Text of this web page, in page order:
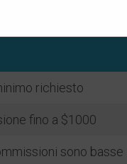
richiesto
fino a $1000
sono basse